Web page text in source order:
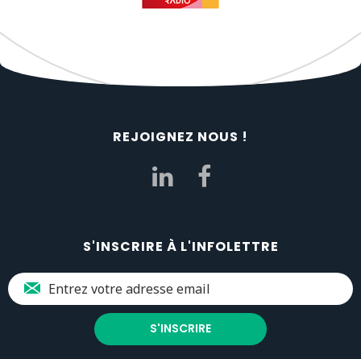
REJOIGNEZ NOUS !
S'INSCRIRE À L'INFOLETTRE